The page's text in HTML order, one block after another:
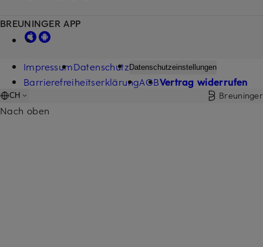
BREUNINGER APP
ImpressumDatenschutz Datenschutzeinstellungen
BarrierefreiheitserklärungAGBVertrag widerrufen
CH Breuninger
Nach oben